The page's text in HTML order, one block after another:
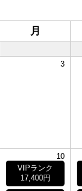
月
3
10
VIPランク
17,400円